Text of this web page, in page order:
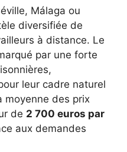
Málaga ou
diversifiée de
à distance. Le
par une forte
leur cadre naturel
moyenne des prix
de 2 700 euros par
aux demandes